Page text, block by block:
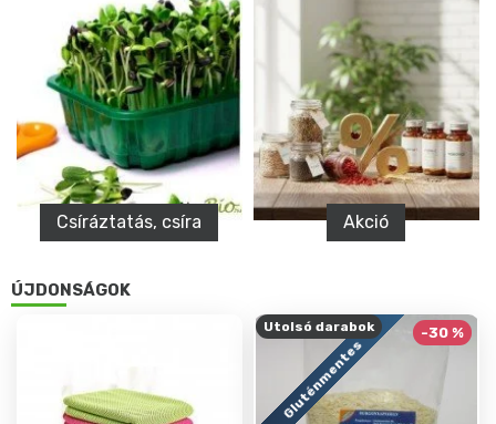
Csíráztatás, csíra Akció
ÚJDONSÁGOK
Gluténmentes
Utolsó darabok -30 %